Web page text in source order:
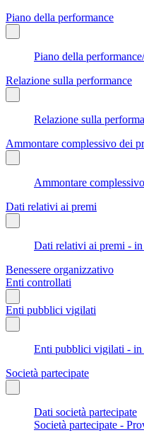
Piano della performance
Piano della
Relazione sulla performance
Relazione sulla
Ammontare complessivo dei
Ammontare
Dati relativi ai premi
Dati relativi ai premi -
Benessere organizzativo
Enti controllati
Enti pubblici vigilati
Enti pubblici vigilati - in
Società partecipate
Dati società partecipate
Società partecipate -